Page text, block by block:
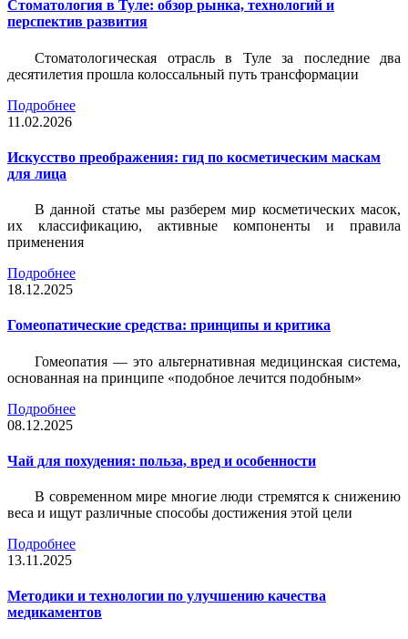
Стоматология в Туле: обзор рынка, технологий и
перспектив развития
Стоматологическая отрасль в Туле за последние два
десятилетия прошла колоссальный путь трансформации
Подробнее
11.02.2026
Искусство преображения: гид по косметическим маскам
для лица
В данной статье мы разберем мир косметических масок,
их классификацию, активные компоненты и правила
применения
Подробнее
18.12.2025
Гомеопатические средства: принципы и критика
Гомеопатия — это альтернативная медицинская система,
основанная на принципе «подобное лечится подобным»
Подробнее
08.12.2025
Чай для похудения: польза, вред и особенности
В современном мире многие люди стремятся к снижению
веса и ищут различные способы достижения этой цели
Подробнее
13.11.2025
Методики и технологии по улучшению качества
медикаментов